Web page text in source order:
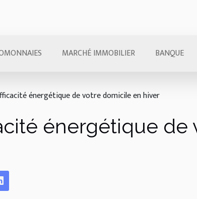
MARCHÉ IMMOBILIER BANQUE
énergétique de votre domicile en hiver
énergétique